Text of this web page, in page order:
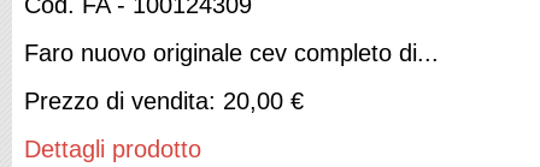
Faro nuovo originale cev completo di...
Prezzo di vendita: 20,00 €
Dettagli prodotto